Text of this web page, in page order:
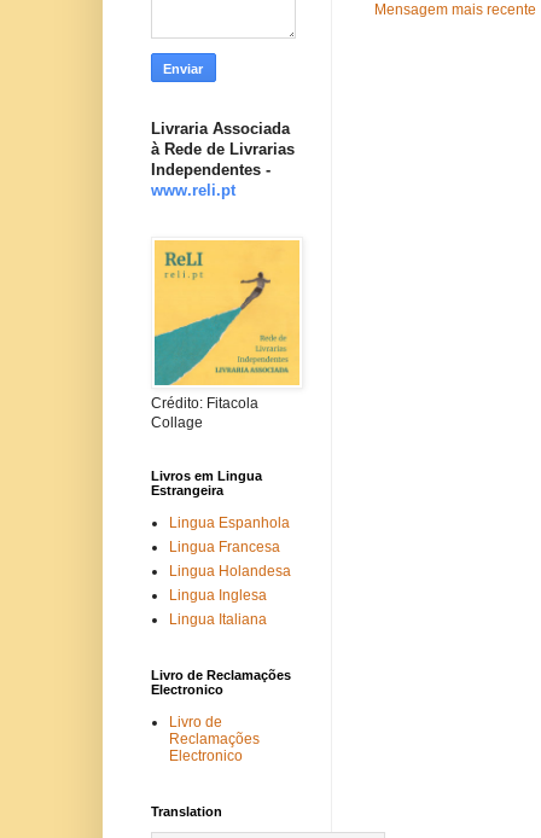
Mensagem mais recente
Livraria Associada
à Rede de Livrarias
Independentes -
www.reli.pt
Crédito: Fitacola
Collage
Livros em Lingua
Estrangeira
Lingua Espanhola
Lingua Francesa
Lingua Holandesa
Lingua Inglesa
Lingua Italiana
Livro de Reclamações
Electronico
Livro de
Reclamações
Electronico
Translation